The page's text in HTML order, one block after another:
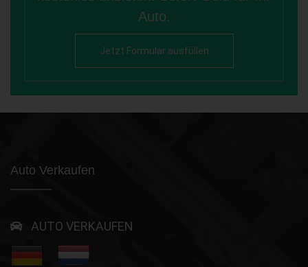
Auto.
Jetzt Formular ausfüllen
Auto Verkaufen
AUTO VERKAUFEN